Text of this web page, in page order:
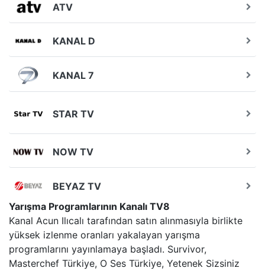
ATV
KANAL D
KANAL 7
STAR TV
NOW TV
BEYAZ TV
SHOW TV
A2 TV
Yarışma Programlarının Kanalı TV8
Kanal Acun Ilıcalı tarafından satın alınmasıyla birlikte
yüksek izlenme oranları yakalayan yarışma
programlarını yayınlamaya başladı. Survivor,
Masterchef Türkiye, O Ses Türkiye, Yetenek Sizsiniz